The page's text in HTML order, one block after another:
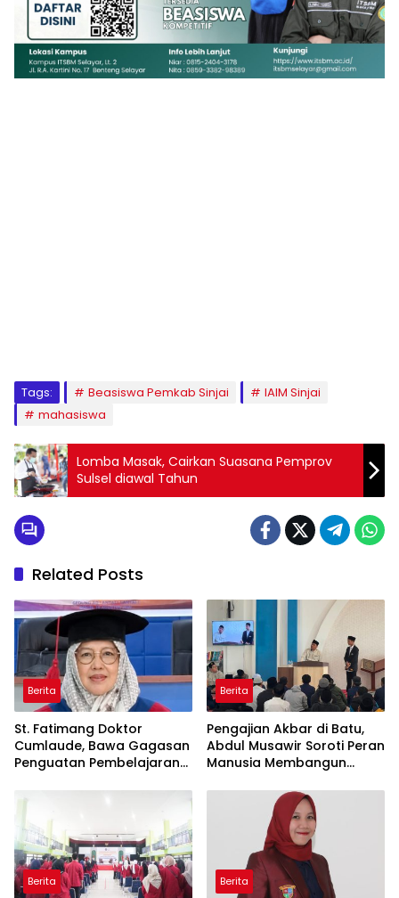
Tags: Beasiswa Pemkab Sinjai
IAIM Sinjai
mahasiswa
Lomba Masak, Cairkan Suasana Pemprov
Sulsel diawal Tahun
Related Posts
Berita
St. Fatimang Doktor
Cumlaude, Bawa Gagasan
Penguatan Pembelajaran
Vokasi
Berita
Pengajian Akbar di Batu,
Abdul Musawir Soroti Peran
Manusia Membangun
Berita Berita